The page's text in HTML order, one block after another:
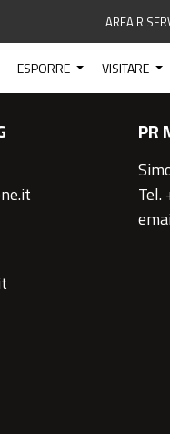
AREA
ESPORRE VISITARE
PR
Tel.